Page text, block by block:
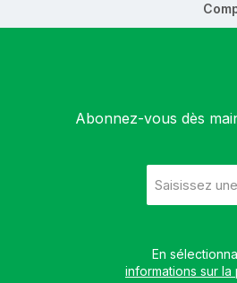
Abonnez-vous dès
e-
mail
informations sur